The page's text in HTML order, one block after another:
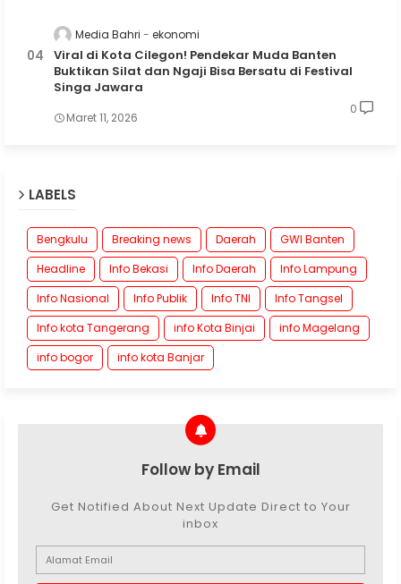
Media Bahri ekonomi
Viral di Kota Cilegon! Pendekar Muda Banten
Buktikan Silat dan Ngaji Bisa Bersatu di Festival
Singa Jawara
Maret 11, 2026
0
LABELS
Bengkulu Breaking news Daerah
GWI Banten
Headline
Info Bekasi Info Daerah
Info Lampung
Info Nasional
Info Publik Info TNI
Info Tangsel
Info kota Tangerang
info Kota Binjai
info Magelang
info bogor
info kota Banjar
Follow by Email
Get Notified About Next Update Direct to Your
inbox